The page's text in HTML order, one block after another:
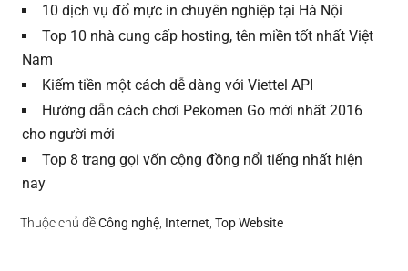
10 dịch vụ đổ mực in chuyên nghiệp tại Hà Nội
Top 10 nhà cung cấp hosting, tên miền tốt nhất Việt
Nam
Kiếm tiền một cách dễ dàng với Viettel API
Hướng dẫn cách chơi Pekomen Go mới nhất 2016
cho người mới
Top 8 trang gọi vốn cộng đồng nổi tiếng nhất hiện
nay
Thuộc chủ đề:Công nghệ Internet ,Top Website